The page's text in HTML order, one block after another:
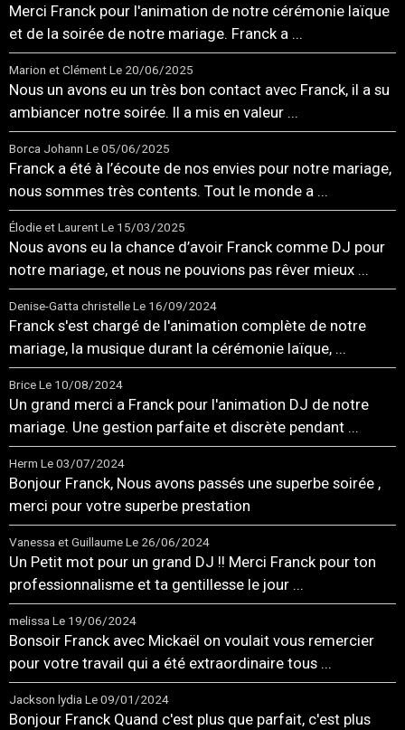
Merci Franck pour l'animation de notre cérémonie laïque
et de la soirée de notre mariage. Franck a ...
Marion et ClémentLe 20/06/2025
Nous un avons eu un très bon contact avec Franck, il a su
ambiancer notre soirée. Il a mis en valeur ...
Borca Johann Le 05/06/2025
Franck a été à l’écoute de nos envies pour notre mariage,
nous sommes très contents. Tout le monde a ...
Élodie et LaurentLe 15/03/2025
Nous avons eu la chance d’avoir Franck comme DJ pour
notre mariage, et nous ne pouvions pas rêver mieux ...
Denise-Gatta christelleLe 16/09/2024
Franck s'est chargé de l'animation complète de notre
mariage, la musique durant la cérémonie laïque, ...
BriceLe 10/08/2024
Un grand merci a Franck pour l'animation DJ de notre
mariage. Une gestion parfaite et discrète pendant ...
Herm Le 03/07/2024
Bonjour Franck, Nous avons passés une superbe soirée ,
merci pour votre superbe prestation
Vanessa et GuillaumeLe 26/06/2024
Un Petit mot pour un grand DJ !! Merci Franck pour ton
professionnalisme et ta gentillesse le jour ...
melissaLe 19/06/2024
Bonsoir Franck avec Mickaël on voulait vous remercier
pour votre travail qui a été extraordinaire tous ...
Jackson lydiaLe 09/01/2024
Bonjour Franck Quand c'est plus que parfait, c'est plus